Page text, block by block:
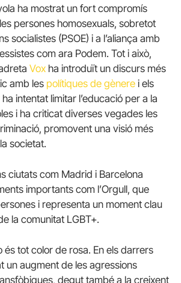
ha mostrat un fort compromís
persones homosexuals, sobretot
socialistes (PSOE) i a l’aliança amb
com ara Podem. Tot i això,
Vox ha introduït un discurs més
amb les polítiques de gènere i els
ha intentat limitar l’educació per a la
i ha criticat diverses vegades les
promovent una visió més
societat.
ciutats com Madrid i Barcelona
importants com l’Orgull, que
i representa un moment clau
la comunitat LGBT+.
és tot color de rosa. En els darrers
un augment de les agressions
degut també a la creixent